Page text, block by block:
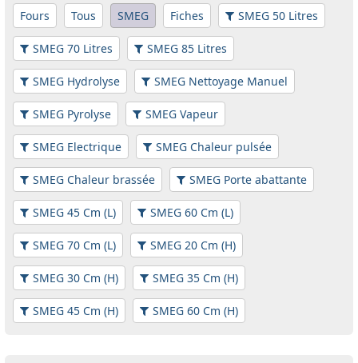
Fours Tous SMEG Fiches SMEG 50 Litres
SMEG 70 Litres SMEG 85 Litres
SMEG Hydrolyse SMEG Nettoyage Manuel
SMEG Pyrolyse SMEG Vapeur
SMEG Electrique SMEG Chaleur pulsée
SMEG Chaleur brassée SMEG Porte abattante
SMEG 45 Cm (L) SMEG 60 Cm (L)
SMEG 70 Cm (L) SMEG 20 Cm (H)
SMEG 30 Cm (H) SMEG 35 Cm (H)
SMEG 45 Cm (H) SMEG 60 Cm (H)